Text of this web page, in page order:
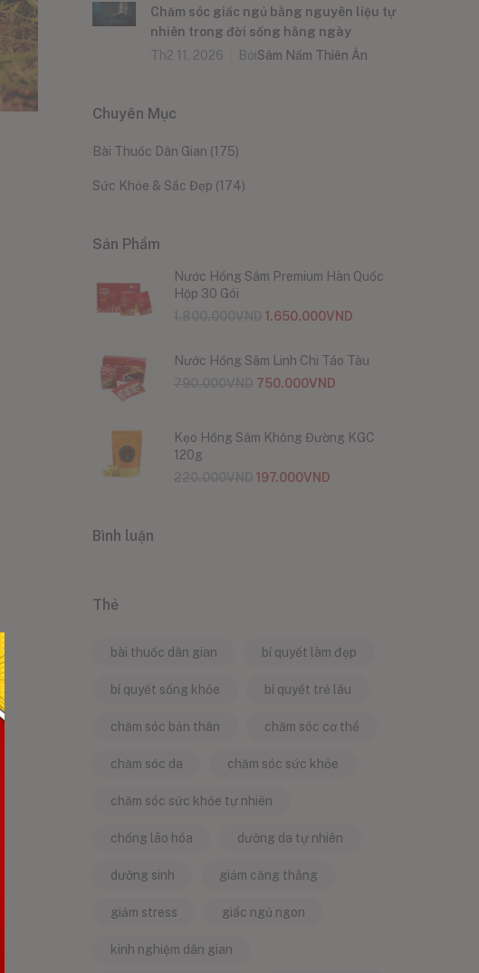
Chăm sóc giấc ngủ bằng nguyên liệu tự
nhiên trong đời sống hằng ngày
Th2 11, 2026
BởiSâm Nấm Thiên Ân
Chuyên Mục
Bài Thuốc Dân Gian (175)
Sức Khỏe & Sắc Đẹp (174)
Sản Phẩm
Nước Hồng Sâm Premium Hàn Quốc
Hộp 30 Gói
1.650.000VND
Nước Hồng Sâm Linh Chi Táo Tàu
750.000VND
Kẹo Hồng Sâm Không Đường KGC
120g
197.000VND
Bình luận
Thẻ
bài thuốc dân gian bí quyết làm đẹp
bí quyết sống khỏe bí quyết trẻ lâu
chăm sóc bản thân chăm sóc cơ thể
chăm sóc da chăm sóc sức khỏe
chăm sóc sức khỏe tự nhiên
chống lão hóa dưỡng da tự nhiên
dưỡng sinh giảm căng thẳng
giảm stress giấc ngủ ngon
kinh nghiệm dân gian